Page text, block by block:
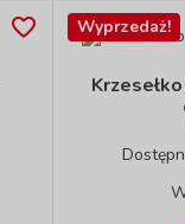
Wyprzedaż!